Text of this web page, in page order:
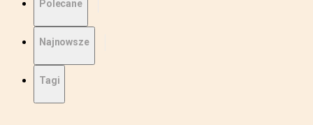
Polecane
Najnowsze
Tagi